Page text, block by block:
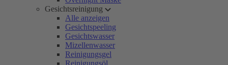
Gesichtsreinigung
Alle anzeigen
Gesichtspeeling
Gesichtswasser
Mizellenwasser
Reinigungsgel
Reinigungsöl